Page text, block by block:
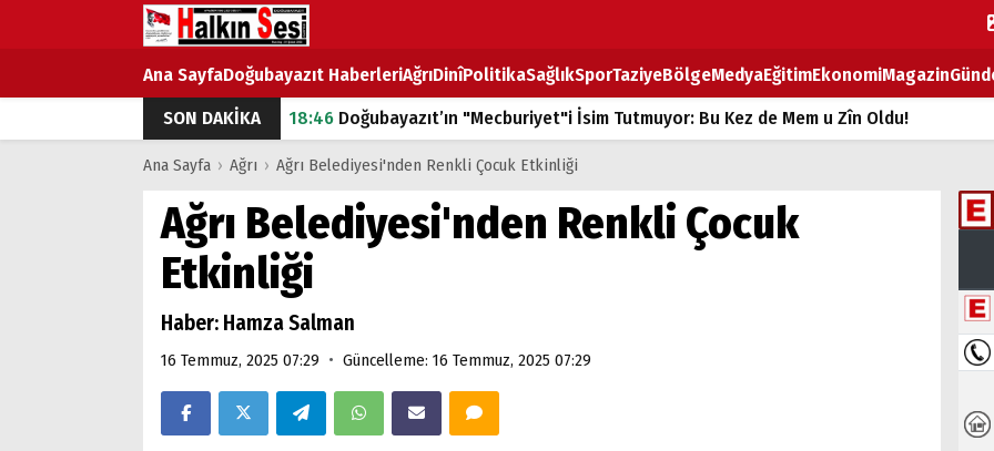
Ana SayfaDoğubayazıt HaberleriAğrıDinîPolitikaSağlıkSporTaziyeBölgeMedyaEğitimEkonomiMagazin
SON DAKİKA
18:46 Doğubayazıt’ın "Mecburiyet"i İsim Tutmuyor: Bu Kez de Mem u Zîn Oldu!
07:53Doğubayazıt’ta Ekmek Fiyatlarına Zam
Doğubayazıt'ta çocukların sırtındaki ağır yük
07:00DEVLET ve HÜKÜMET
18:29
Ana Sayfa › Ağrı › Ağrı Belediyesi'nden Renkli Çocuk Etkinliği
Ağrı Belediyesi'nden Renkli Çocuk
Etkinliği
Haber: Hamza Salman
16 Temmuz, 2025 07:29 • Güncelleme: 16 Temmuz, 2025 07:29